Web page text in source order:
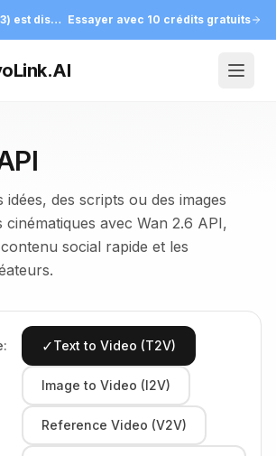
MiniMax H3 (Hailuo 3) est disponible sur EvoLink Essayer avec 10 crédits gratuits
des scripts ou des images
cinématiques avec Wan 2.6 API,
social rapide et les
✓Text to Video (T2V)
Image to Video (I2V)
Reference Video (V2V)